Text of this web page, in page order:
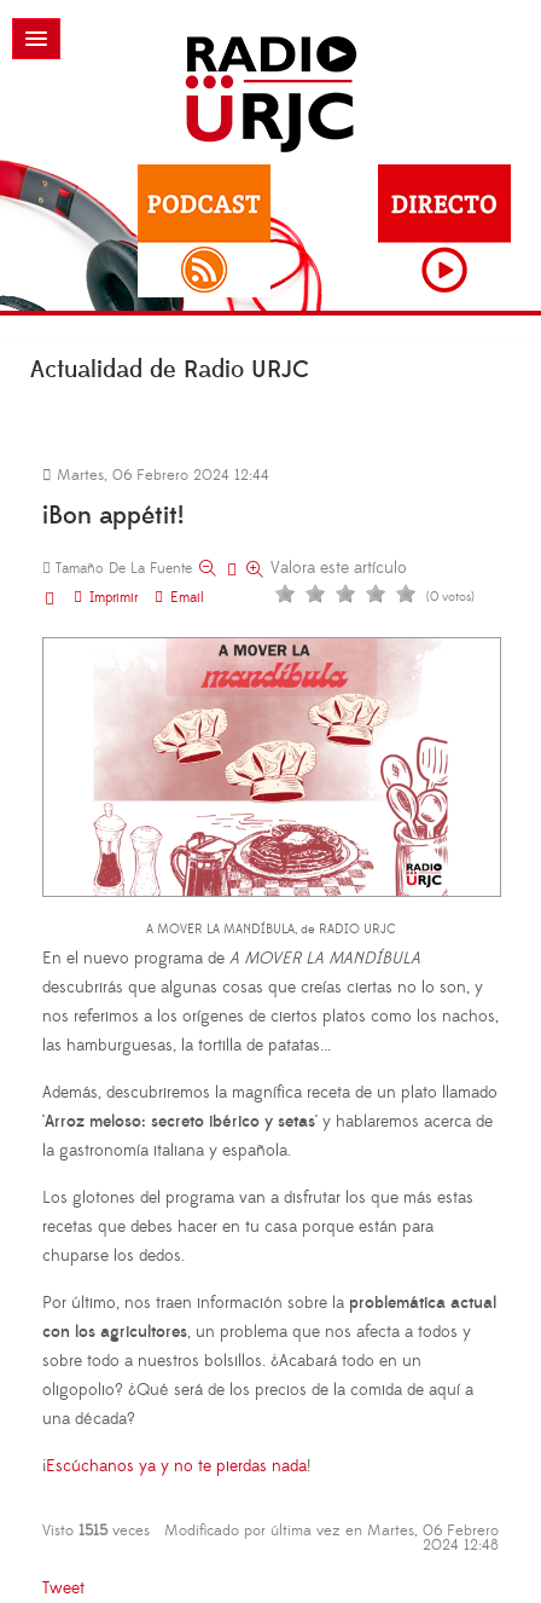
Actualidad de Radio URJC
Martes, 06 Febrero 2024 12:44
¡Bon appétit!
Tamaño De La Fuente
Imprimir
Email
Valora este artículo
(0 votos)
A MOVER LA MANDÍBULA, de RADIO URJC
En el nuevo programa de A MOVER LA MANDÍBULA
descubrirás que algunas cosas que creías ciertas no lo son, y
nos referimos a los orígenes de ciertos platos como los nachos,
las hamburguesas, la tortilla de patatas...
Además, descubriremos la magnífica receta de un plato llamado
'Arroz meloso: secreto ibérico y setas' y hablaremos acerca de
la gastronomía italiana y española.
Los glotones del programa van a disfrutar los que más estas
recetas que debes hacer en tu casa porque están para
chuparse los dedos.
Por último, nos traen información sobre la problemática actual
con los agricultores, un problema que nos afecta a todos y
sobre todo a nuestros bolsillos. ¿Acabará todo en un
oligopolio? ¿Qué será de los precios de la comida de aquí a
una década?
¡Escúchanos ya y no te pierdas nada!
Visto 1515veces Modificado por última vez en Martes, 06 Febrero
2024 12:48
Tweet